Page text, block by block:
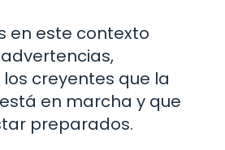
en este contexto
creyentes que la
en marcha y que
preparados.